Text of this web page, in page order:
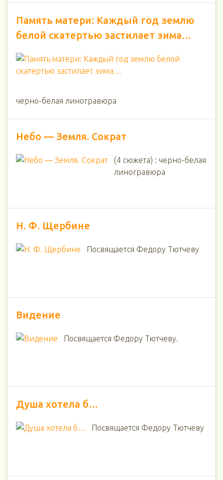
Память матери: Каждый год землю
белой скатертью застилает зима…
черно-белая линогравюра
Небо — Земля. Сократ
(4 сюжета) : черно-белая
линогравюра
Н. Ф. Щербине
Посвящается Федору Тютчеву
Видение
Посвящается Федору Тютчеву.
Душа хотела б…
Посвящается Федору Тютчеву